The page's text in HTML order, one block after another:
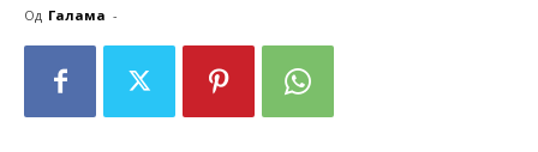
Од Галама -